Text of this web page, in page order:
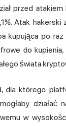
przed
Atak
kupująca po
do
świata
dla którego
działać
w